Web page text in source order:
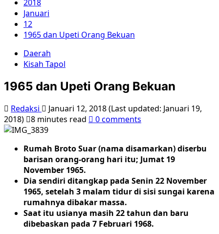
2018
Januari
12
1965 dan Upeti Orang Bekuan
Daerah
Kisah Tapol
1965 dan Upeti Orang Bekuan
Redaksi
Januari 12, 2018 (Last updated: Januari 19,
2018)
8 minutes read 0 comments
Rumah Broto Suar (nama disamarkan) diserbu
barisan orang-orang hari itu; Jumat 19
November 1965.
Dia sendiri ditangkap pada Senin 22 November
1965, setelah 3 malam tidur di sisi sungai karena
rumahnya dibakar massa.
Saat itu usianya masih 22 tahun dan baru
dibebaskan pada 7 Februari 1968.